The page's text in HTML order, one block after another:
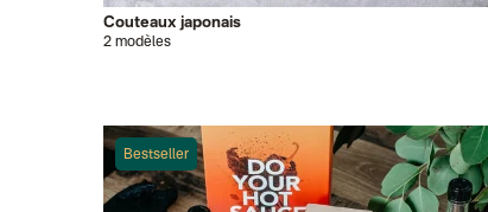
Couteaux japonais
2 modèles
Bestseller